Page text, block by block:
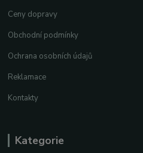
Ceny dopravy
Obchodní podmínky
Ochrana osobních údajů
Reklamace
Kontakty
Kategorie